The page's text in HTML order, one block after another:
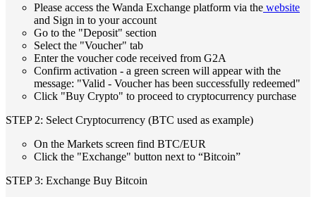
Please access the Wanda Exchange platform via the website
and Sign in to your account
Go to the "Deposit" section
Select the "Voucher" tab
Enter the voucher code received from G2A
Confirm activation - a green screen will appear with the
message: "Valid - Voucher has been successfully redeemed"
Click "Buy Crypto" to proceed to cryptocurrency purchase
STEP 2: Select Cryptocurrency (BTC used as example)
On the Markets screen find BTC/EUR
Click the "Exchange" button next to “Bitcoin”
STEP 3: Exchange Buy Bitcoin